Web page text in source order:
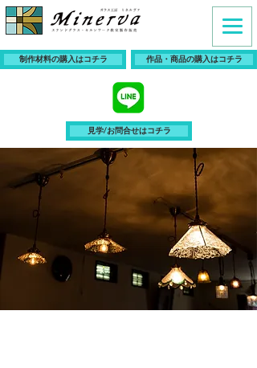
作品・商品の購入はコチラ
制作材料の購入はコチラ
見学/お問合せはコチラ